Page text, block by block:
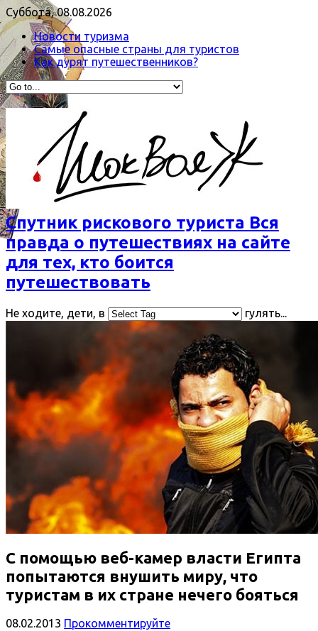
Суббота, 08.08.2026
Новости туризма
Самые опасные страны для туристов
Как дурят путешественников?
Спутник рискового туриста Вся
правда о путешествиях на сайте
для тех, кто боится
путешествовать
Не ходите, дети, в гулять...
С помощью веб-камер власти Египта
попытаются внушить миру, что
туристам в их стране нечего бояться
08.02.2013 Прокомментируйте